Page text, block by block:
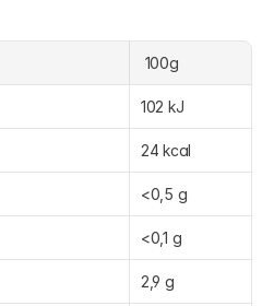
100g
102 kJ
24 kcal
<0,5 g
<0,1 g
2,9 g